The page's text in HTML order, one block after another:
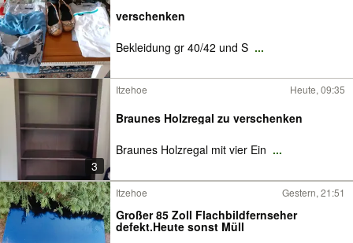
verschenken
Bekleidung gr 40/42 und S ...
3
Itzehoe Heute, 09:35
Braunes Holzregal zu verschenken
Braunes Holzregal mit vier Ein ...
Itzehoe Gestern, 21:51
Großer 85 Zoll Flachbildfernseher
defekt.Heute sonst Müll